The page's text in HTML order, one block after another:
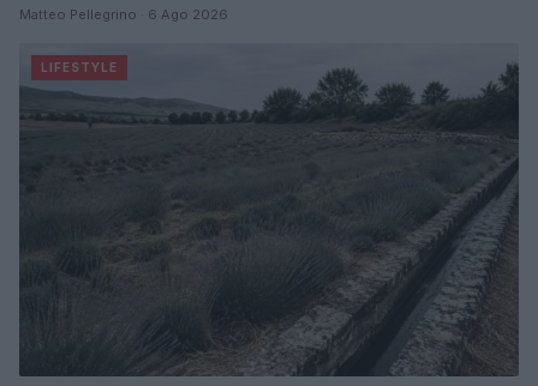
Matteo Pellegrino · 6 Ago 2026
LIFESTYLE